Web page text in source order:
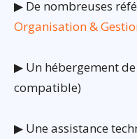
▶ De nombreuses
Organisation &
▶ Un hébergement de
compatible)
▶ Une assistance